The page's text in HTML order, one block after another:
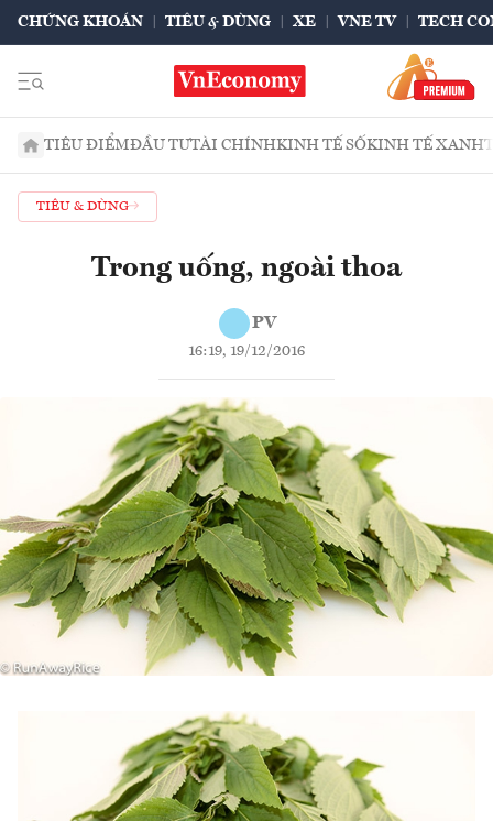
CHỨNG KHOÁN TIÊU & DÙNG XE VNE TV TECH
TIÊU ĐIỂMĐẦU TƯTÀI CHÍNHKINH TẾ SỐKINH TẾ XANH
TIÊU & DÙNG
Trong uống, ngoài thoa
PV
16:19, 19/12/2016